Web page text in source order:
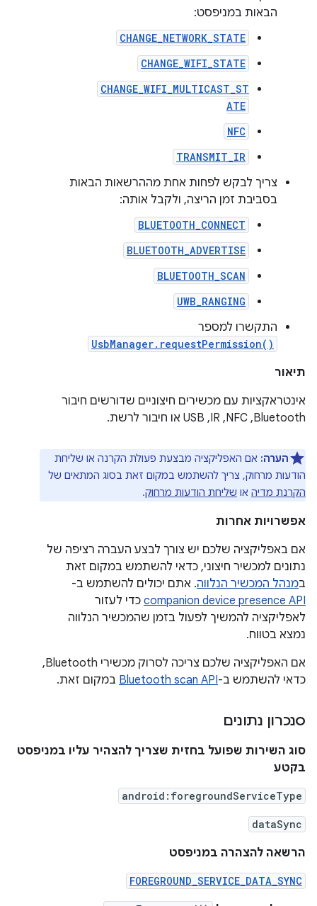
הבאות במניפסט:
CHANGE_NETWORK_STATE
CHANGE_WIFI_STATE
CHANGE_WIFI_MULTICAST_ST
ATE
NFC
TRANSMIT_IR
צריך לבקש לפחות אחת מההרשאות הבאות
בסביבת זמן הריצה, ולקבל אותה:
BLUETOOTH_CONNECT
BLUETOOTH_ADVERTISE
BLUETOOTH_SCAN
UWB_RANGING
התקשרו למספר
UsbManager.requestPermission()
תיאור
אינטראקציות עם מכשירים חיצוניים שדורשים חיבור
Bluetooth,‏ NFC,‏ IR,‏ USB או חיבור לרשת.
הערה: אם האפליקציה מבצעת פעולת הקרנה או שליחת
הודעות מרחוק, צריך להשתמש במקום זאת בסוג המתאים של
הקרנת מדיה או שליחת הודעות מרחוק.
אפשרויות אחרות
אם באפליקציה שלכם יש צורך לבצע העברה רציפה של
נתונים למכשיר חיצוני, כדאי להשתמש במקום זאת
במנהל המכשיר הנלווה. אתם יכולים להשתמש ב-
companion device presence API כדי לעזור
לאפליקציה להמשיך לפעול בזמן שהמכשיר הנלווה
נמצא בטווח.
אם האפליקציה שלכם צריכה לסרוק מכשירי Bluetooth,
כדאי להשתמש ב-Bluetooth scan API במקום זאת.
סנכרון נתונים
סוג השירות שפועל בחזית שצריך להצהיר עליו במניפסט
בקטע
android:foregroundServiceType
dataSync
הרשאה להצהרה במניפסט
FOREGROUND_SERVICE_DATA_SYNC